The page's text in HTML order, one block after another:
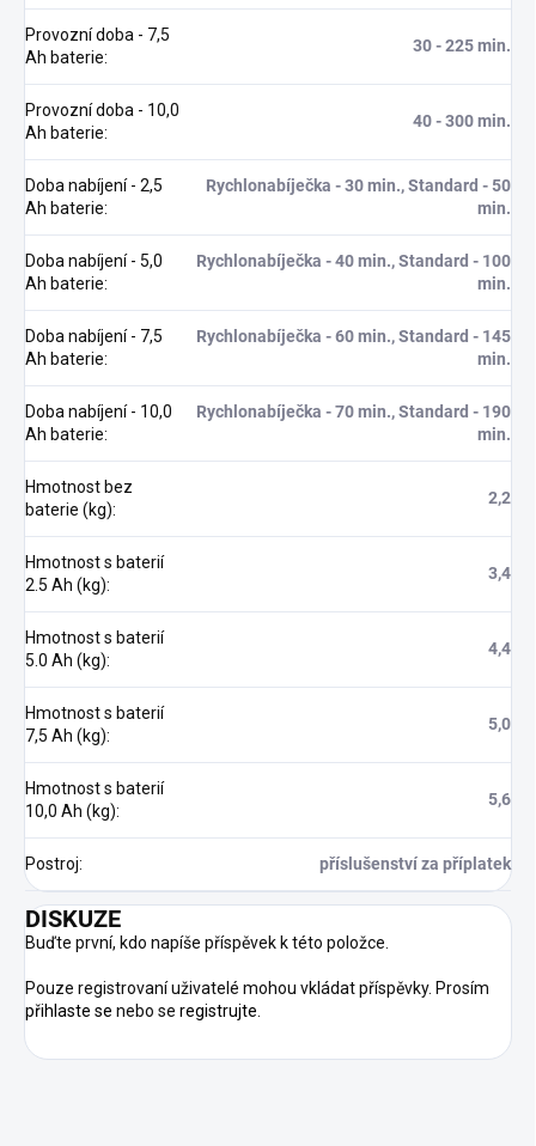
Provozní doba - 7,5
Ah baterie:
30 - 225 min.
Provozní doba - 10,0
Ah baterie:
40 - 300 min.
Doba nabíjení - 2,5
Ah baterie:
Rychlonabíječka - 30 min., Standard - 50
min.
Doba nabíjení - 5,0
Ah baterie:
Rychlonabíječka - 40 min., Standard - 100
min.
Doba nabíjení - 7,5
Ah baterie:
Rychlonabíječka - 60 min., Standard - 145
min.
Doba nabíjení - 10,0
Ah baterie:
Rychlonabíječka - 70 min., Standard - 190
min.
Hmotnost bez
baterie (kg):
2,2
Hmotnost s baterií
2.5 Ah (kg):
3,4
Hmotnost s baterií
5.0 Ah (kg):
4,4
Hmotnost s baterií
7,5 Ah (kg):
5,0
Hmotnost s baterií
10,0 Ah (kg):
5,6
Postroj: příslušenství za příplatek
DISKUZE
Buďte první, kdo napíše příspěvek k této položce.
Pouze registrovaní uživatelé mohou vkládat příspěvky. Prosím
přihlaste se nebo se registrujte